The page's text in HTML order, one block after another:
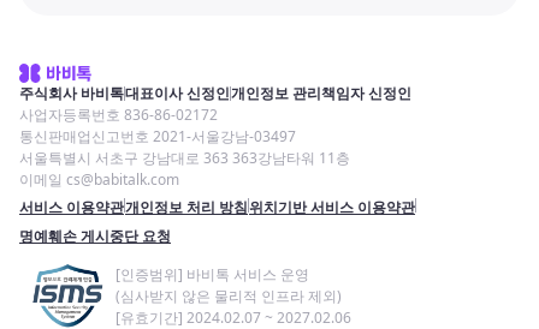
주식회사 바비톡대표이사 신정인개인정보 관리책임자 신정인
사업자등록번호 836-86-02172
통신판매업신고번호 2021-서울강남-03497
서울특별시 서초구 강남대로 363 363강남타워 11층
이메일 cs@babitalk.com
서비스 이용약관개인정보 처리 방침위치기반 서비스 이용약관
명예훼손 게시중단 요청
[인증범위] 바비톡 서비스 운영
(심사받지 않은 물리적 인프라 제외)
[유효기간] 2024.02.07 ~ 2027.02.06